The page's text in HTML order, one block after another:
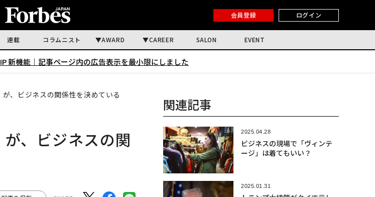
会員登録 ログイン
連載 コラムニスト AWARD CAREER SALON EVENT
新機能｜ 記事ページ内の広告表示を最小限にしました
、ビジネスの関係性を決めている
、ビジネスの関
関連記事
2025.04.28
ビジネスの現場で「ヴィンテ
ージ」は着てもいい？
2025.01.31